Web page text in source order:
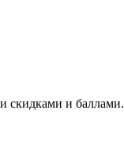
скидками и баллами.